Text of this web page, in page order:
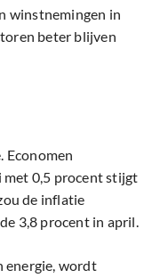
winstnemingen in
beter blijven
Economen
met 0,5 procent stijgt
de inflatie
3,8 procent in april.
energie, wordt